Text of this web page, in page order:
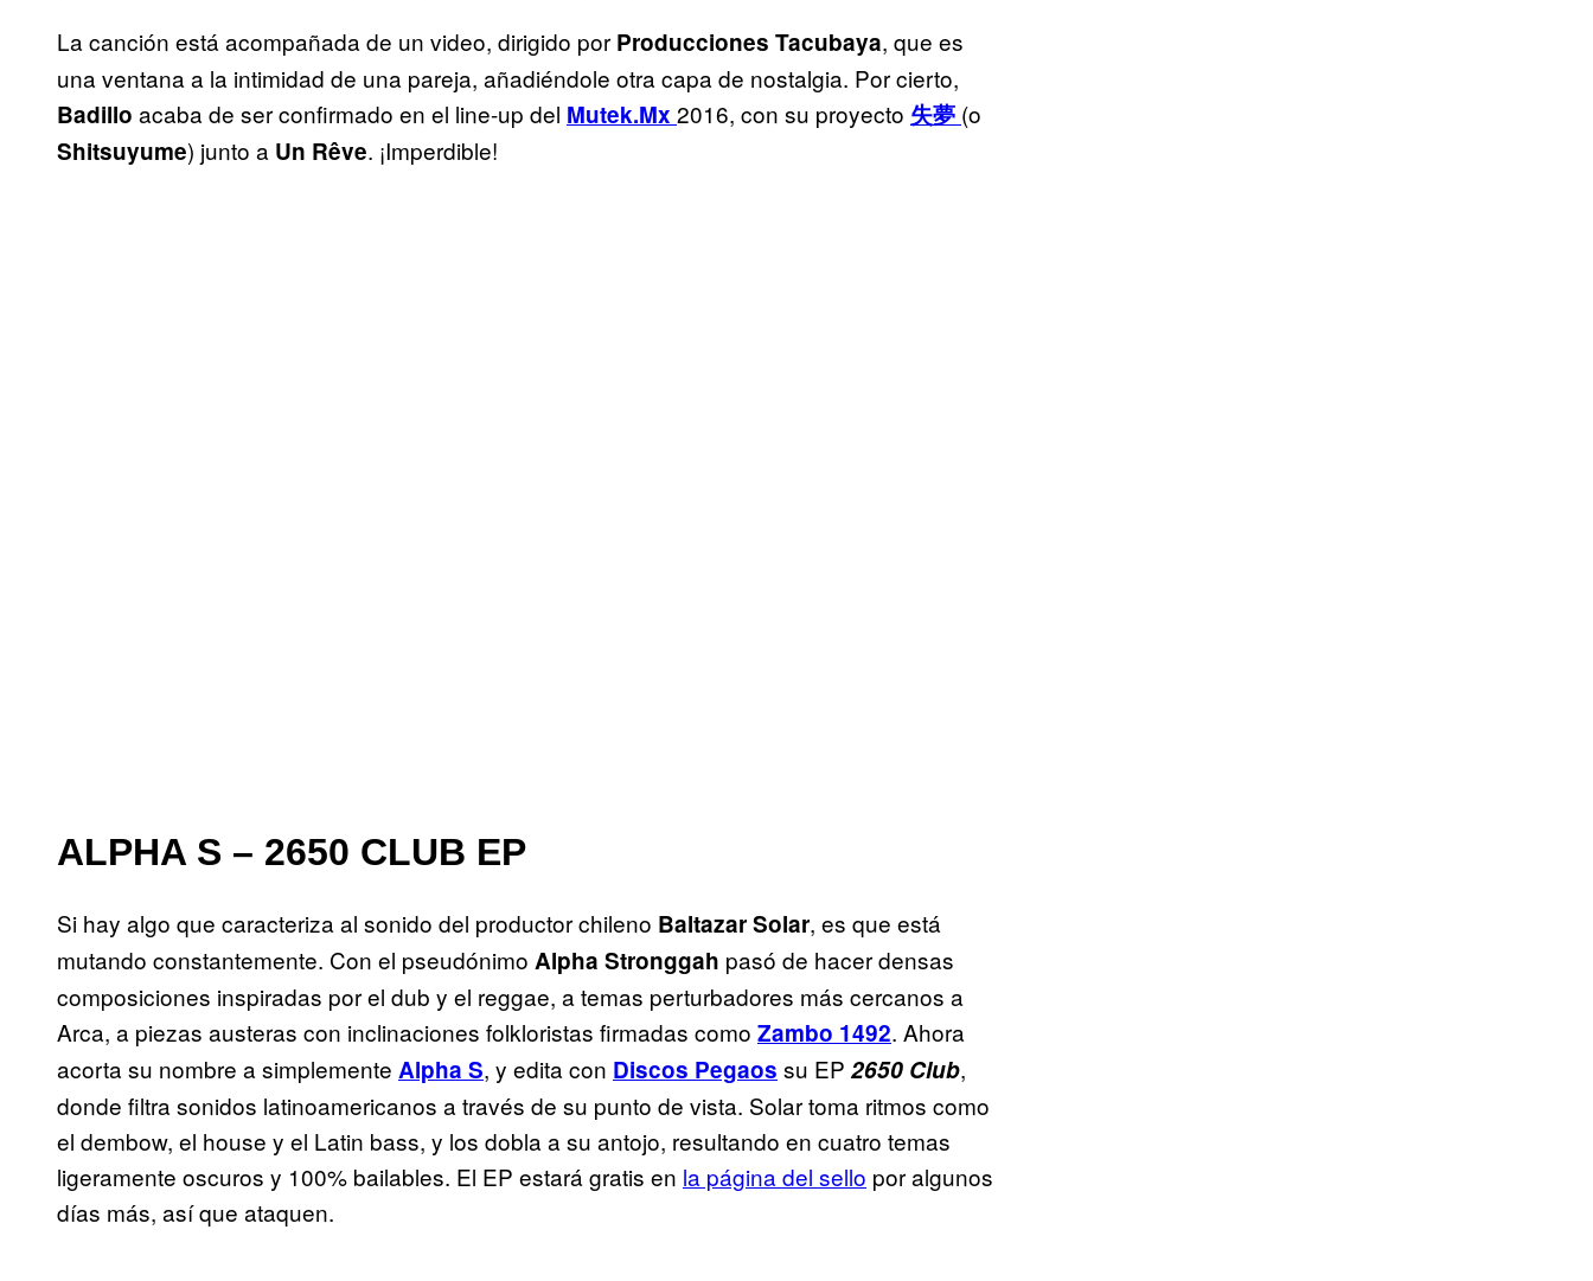
La canción está acompañada de un video, dirigido por Producciones Tacubaya, que es
una ventana a la intimidad de una pareja, añadiéndole otra capa de nostalgia. Por cierto,
Badillo acaba de ser confirmado en el line-up del Mutek.Mx 2016, con su proyecto 失夢 (o
Shitsuyume) junto a Un Rêve. ¡Imperdible!
ALPHA S – 2650 CLUB EP
Si hay algo que caracteriza al sonido del productor chileno Baltazar Solar, es que está
mutando constantemente. Con el pseudónimo Alpha Stronggah pasó de hacer densas
composiciones inspiradas por el dub y el reggae, a temas perturbadores más cercanos a
Arca, a piezas austeras con inclinaciones folkloristas firmadas como Zambo 1492. Ahora
acorta su nombre a simplemente Alpha S, y edita con Discos Pegaos su EP 2650 Club,
donde filtra sonidos latinoamericanos a través de su punto de vista. Solar toma ritmos como
el dembow, el house y el Latin bass, y los dobla a su antojo, resultando en cuatro temas
ligeramente oscuros y 100% bailables. El EP estará gratis en la página del sello por algunos
días más, así que ataquen.